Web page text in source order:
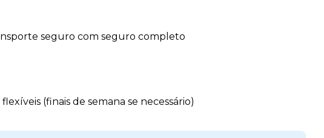
seguro com seguro completo
flexíveis (finais de semana se necessário)